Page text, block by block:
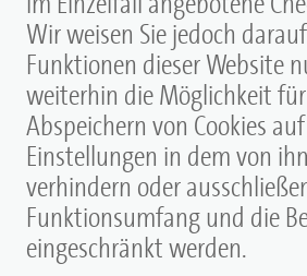
Wir weisen Sie jedoch
Funktionen dieser Website
weiterhin die Möglichkeit
Abspeichern von Cookies
Einstellungen in dem von
verhindern oder
Funktionsumfang und die
eingeschränkt werden.